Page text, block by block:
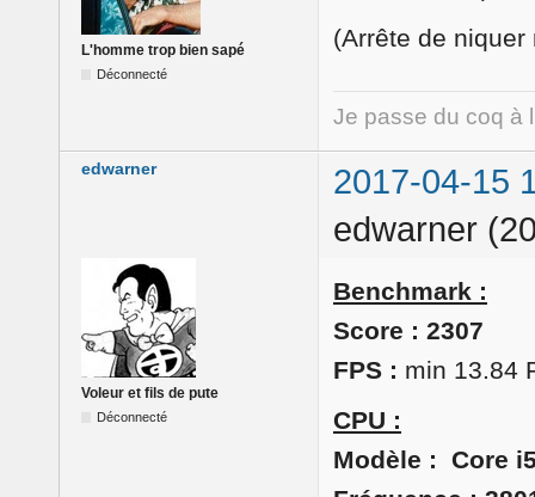
L'homme trop bien sapé
Déconnecté
(Arrête de
Je passe du coq à
edwarner
2017-04-15
edwarner
Voleur et fils de pute
Déconnecté
Benchmark :
Score : 2307
FPS : min 13.84
CPU :
Modèle : Core